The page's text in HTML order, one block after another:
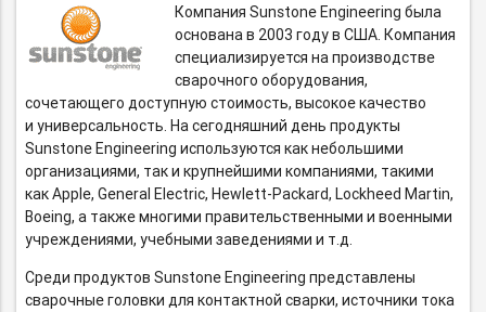
Компания Sunstone Engineering была
основана в 2003 году в США. Компания
специализируется на производстве
сварочного оборудования,
сочетающего доступную стоимость, высокое качество
и универсальность. На сегодняшний день продукты
Sunstone Engineering используются как небольшими
организациями, так и крупнейшими компаниями, такими
как Apple, General Electric,Hewlett-Packard, Lockheed Martin,
Boeing, а также многими правительственными и военными
учреждениями, учебными заведениями и т.д.
Среди продуктов Sunstone Engineering представлены
сварочные головки для контактной сварки, источники тока